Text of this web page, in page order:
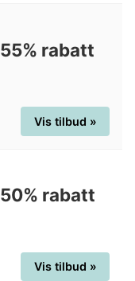
rabatt
Vis tilbud »
rabatt
Vis tilbud »